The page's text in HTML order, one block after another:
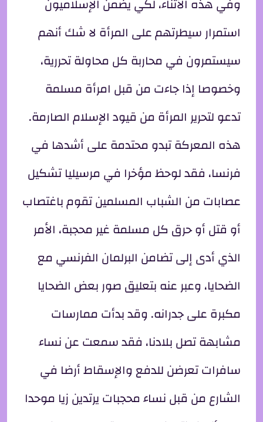
وفي هذه الأثناء، لكي يضمن الإسلاميون
استمرار سيطرتهم على المرأة لا شك أنهم
سيستمرون في محاربة كل محاولة تحررية،
وخصوصا إذا جاءت من قبل امرأة مسلمة
تدعو لتحرير المرأة من قيود الإسلام الصارمة.
هذه المعركة تبدو محتدمة على أشدها في
فرنسا، فقد لوحظ مؤخرا في مرسيليا تشكيل
عصابات من الشباب المسلمين تقوم باغتصاب
أو قتل أو حرق كل مسلمة غير محجبة، الأمر
الذي أدى إلى تضامن البرلمان الفرنسي مع
الضحايا، وعبر عنه بتعليق صور بعض الضحايا
مكبرة على جدرانه. وقد بدأت ممارسات
مشابهة تصل بلادنا، فقد سمعت عن نساء
سافرات تعرضن للدفع والإسقاط أرضا في
الشارع من قبل نساء محجبات يرتدين زيا موحدا